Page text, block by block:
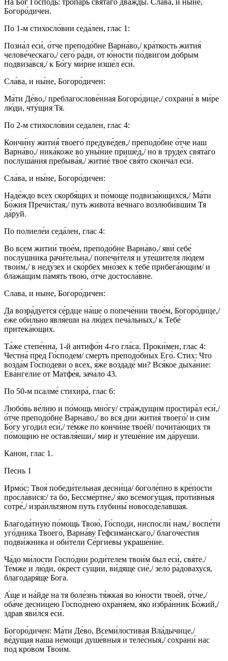
Богоро́дичен.
По 1-м стихосло́вии седа́лен, глас 1:
Позна́л еси́, о́тче преподо́бне Варна́во,/ кра́ткость жития́
челове́ческаго,/ сего́ ра́ди, от ю́ности по́двигом до́брым
подвиза́вся,/ к Бо́гу ми́рне изше́л еси́.
Сла́ва, и ны́не, Богоро́дичен:
Ма́ти Де́во,/ преблагослове́нная Богоро́дице,/ сохрани́ в ми́ре
лю́ди, чту́щия Тя.
По 2-м стихосло́вии седален, глас 4:
Кончи́ну жития́ твоего́ предуве́дев,/ преподо́бне о́тче наш
Варна́во,/ ника́коже во уны́ние прише́д,/ но в труде́х свята́го
послуша́ния пребыва́я,/ житие́ твое́ свя́то сконча́л еси́.
Сла́ва, и ны́не, Богоро́дичен:
Наде́ждо всех скорбя́щих и по́моще подвиза́ющихся,/ Ма́ти
Бо́жия Пречи́стая,/ путь живота́ ве́чнаго возлюби́вшим Тя
да́руй.
По полиеле́и седа́лен, глас 4:
Во всем житии́ твое́м, преподо́бне Варна́во,/ яви́ себе́
послу́шника рачи́тельна,/ попечи́теля и уте́шителя лю́дем
твои́м,/ в неду́зех и ско́рбех мно́зех к тебе́ прибега́ющим/ и
блажа́щим па́мять твою́, о́тче достосла́вне.
Слава, и ныне, Богоро́дичен:
Да возра́дуется се́рдце на́ше о попече́нии твое́м, Богоро́дице,/
е́же оби́льно явля́еши на лю́дех печа́льных,/ к Тебе́
притека́ющих.
Та́же степе́нна, 1-й антифо́н 4-го гла́са. Проки́мен, глас 4:
Честна́ пред Го́сподем/ смерть преподо́бных Его́. Стих: Что
возда́м Го́сподеви о всех, я́же воздаде́ ми? Вся́кое дыха́ние:
Ева́нгелие от Матфе́я, зача́ло 43.
По 50-м псалме́ стихира́, глас 6:
Любо́вь ве́лию и по́мощь мно́гу/ стра́ждущим простира́л еси́,/
о́тче преподо́бне Варна́во,/ во вся дни жития́ твоего́/ и сим
Бо́гу угоди́л еси́,/ те́мже по кончи́не твое́й/ почита́ющих тя
по́мощию не оставля́еши,/ мир и утеше́ние им да́руеши.
Канон, глас 1.
Песнь 1
Ирмо́с: Твоя́ победи́тельная десни́ца/ боголе́пно в кре́пости
просла́вися:/ та бо, Бессме́ртне,/ я́ко всемогу́щая, проти́вныя
сотре́,/ изра́ильтяном путь глубины́ новосоде́лавшая.
Благода́тную по́мощь Твою́, Го́споди, ниспосли́ нам,/ воспе́ти
уго́дника Твоего́, Варна́ву Гефсима́нскаго,/ благоче́стия
подви́жника и оби́тели Се́ргиевы украше́ние.
Ча́до ми́лости Госпо́дни роди́телем твои́м был еси́, свя́те./
Те́мже и лю́ди, о́крест су́щии, ви́дяще сие́,/ зело́ ра́довахуся,
благодаря́ще Бога.
А́ще и на́йде на тя боле́знь тя́жкая во ю́ности твое́й, о́тче,/
оба́че десни́цею Госпо́днею охраня́ем, я́ко избра́нник Бо́жий,/
здрав яви́лся еси́.
Богоро́дичен: Ма́ти Де́во, Всеми́лостивая Вла́дычице,/
ве́дущая на́ша не́мощи душе́вныя и теле́сныя,/ сохрани́ нас
под кро́вом Твои́м.